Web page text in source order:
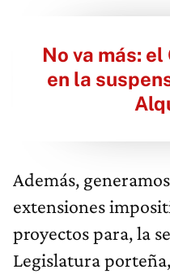
No va más:
en la
Además,
extensiones
proyectos para, la
Legislatura